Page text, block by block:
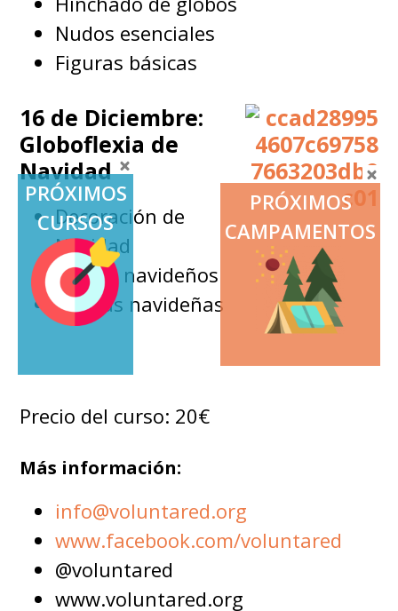
Nudos esenciales
Figuras básicas
16 de Diciembre:
Globoflexia de
Navidad
Decoración de
Navidad
Gorros navideños
Figuras navideñas
Precio del curso: 20€
Más información:
info@voluntared.org
www.facebook.com/voluntared
@voluntared
www.voluntared.org
PRÓXIMOS
CAMPAMENTOS
PRÓXIMOS
CURSOS